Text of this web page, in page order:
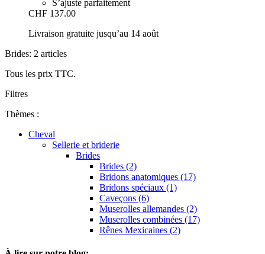
S’ajuste parfaitement
CHF 137.00
Livraison gratuite jusqu’au 14 août
Brides: 2 articles
Tous les prix TTC.
Filtres
Thèmes :
Cheval
Sellerie et briderie
Brides
Brides (2)
Bridons anatomiques (17)
Bridons spéciaux (1)
Caveçons (6)
Muserolles allemandes (2)
Muserolles combinées (17)
Rênes Mexicaines (2)